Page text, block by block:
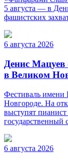
5 августа — в
фашистских
6 августа 2026
Денис Мацуев
в Великом
Фестиваль имени
Новгороде. На
выступят
государственный
6 августа 2026